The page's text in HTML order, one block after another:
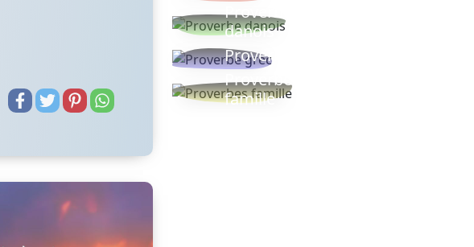
Proverbe
danois
Proverbe grec
Proverbes
famille